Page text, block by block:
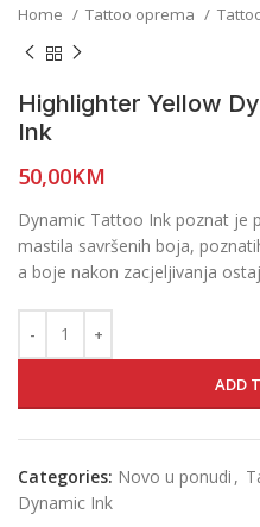
Home Tattoo oprema
Highlighter Yellow
Ink
50,00KM
Dynamic Tattoo Ink poznat je
mastila savršenih boja,
a boje nakon zacjeljivanja
ADD
Categories: Novo u ponudi ,
Dynamic Ink